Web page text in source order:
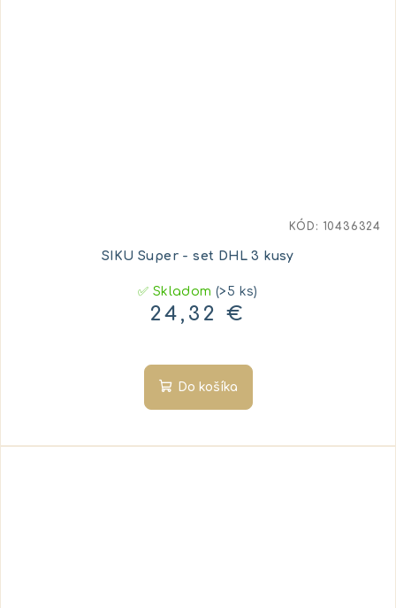
SIKU Super - set DHL 3 kusy
✅ Skladom(>5 ks)
24,32 €
Do košíka
KÓD: 10436324